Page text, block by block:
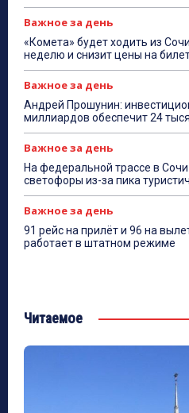
Важное за день
«Комета» будет ходить из
неделю и снизит цены на
Важное за день
Андрей Прошунин:
миллиардов обеспечит 24
Важное за день
На федеральной трассе в
светофоры из-за пика
Важное за день
91 рейс на прилёт и 96 на
работает в штатном режиме
Читаемое